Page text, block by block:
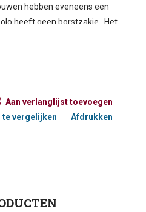
hebben eveneens een
heeft geen borstzakje. Het
met een jeans
waardoor de polo strijk-
Aan verlanglijst toevoegen
te vergelijken
Afdrukken